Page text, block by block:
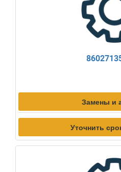
Замены и
Уточнить